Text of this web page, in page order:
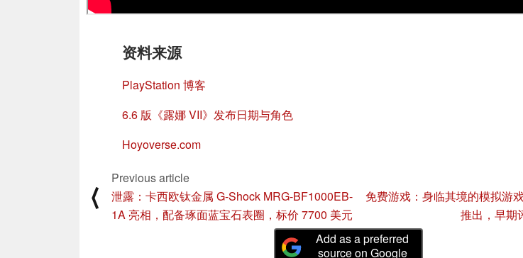
资料来源
PlayStation 博客
6.6 版《露娜 VII》发布日期与角色
Hoyoverse.com
⟨
Previous article
泄露：卡西欧钛金属 G-Shock MRG-BF1000EB-
1A 亮相，配备琢面蓝宝石表圈，标价 7700 美元
免费游戏：身临其境的模拟游
推出，早期
Add as a preferred
source on Google